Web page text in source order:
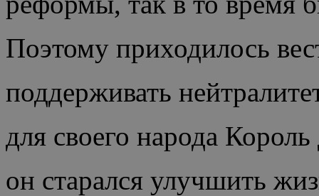
Поэтому приходилось
поддерживать
для своего народа
он старался улучшить